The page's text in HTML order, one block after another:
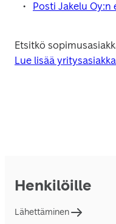
Posti Jakelu
Lue lisää
Henkilöille
Lähettäminen